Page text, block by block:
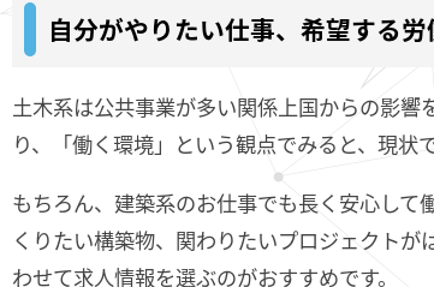
自分がやりたい仕事、希望する
土木系は公共事業が多い関係上国からの影
り、「働く環境」という観点でみると、現
もちろん、建築系のお仕事でも長く安心して
くりたい構築物、関わりたいプロジェクト
わせて求人情報を選ぶのがおすすめです。